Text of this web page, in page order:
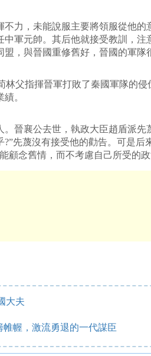
力，未能說服主要將領服從他的
中軍元帥。其后他就接受教訓，
，與晉國重修舊好，晉國的軍隊
父指揮晉軍打敗了秦國軍隊的
。
晉襄公去世，執政大臣趙盾派先
先蔑沒有接受他的勸告。可是
顧念舊情，而不考慮自己所受的
大夫
帷幄，激流勇退的一代謀臣